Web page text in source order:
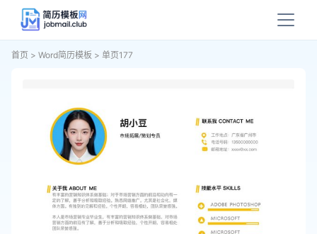
首页 > Word简历模板 > 单页177